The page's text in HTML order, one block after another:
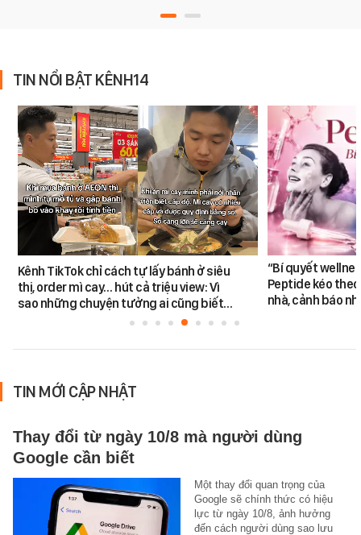
TIN NỔI BẬT KÊNH14
Kênh TikTok chỉ cách tự lấy bánh ở siêu
thị, order mì cay… hút cả triệu view: Vì
sao những chuyện tưởng ai cũng biết…
“Bí quyết
Peptide kéo
nhà, cảnh báo
TIN MỚI CẬP NHẬT
Thay đổi từ ngày 10/8 mà người dùng
Google cần biết
Một thay đổi quan trọng của
Google sẽ chính thức có hiệu
lực từ ngày 10/8, ảnh hưởng
đến cách người dùng sao lưu